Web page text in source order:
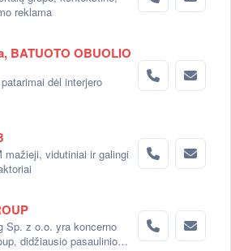
reklama
BATUOTO OBUOLIO
dėl interjero
mažieji, vidutiniai ir galingi
Sp. z o.o. yra koncerno
didžiausio pasaulinio